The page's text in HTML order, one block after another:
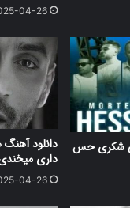
04-26
شکری حس
دانلود
داری
04-26